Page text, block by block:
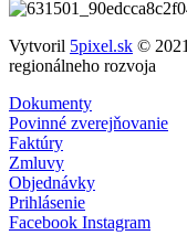
Vytvoril 5pixel.sk ©
regionálneho rozvoja
Dokumenty
Povinné zverejňovanie
Faktúry
Zmluvy
Objednávky
Prihlásenie
Facebook Instagram